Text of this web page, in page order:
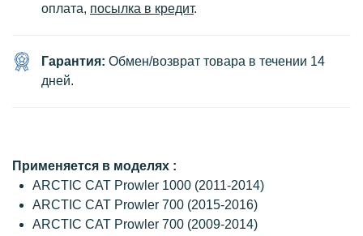
оплата, посылка в кредит.
Гарантия: Обмен/возврат товара в течении 14
дней.
Применяется в моделях :
ARCTIC CAT Prowler 1000 (2011-2014)
ARCTIC CAT Prowler 700 (2015-2016)
ARCTIC CAT Prowler 700 (2009-2014)